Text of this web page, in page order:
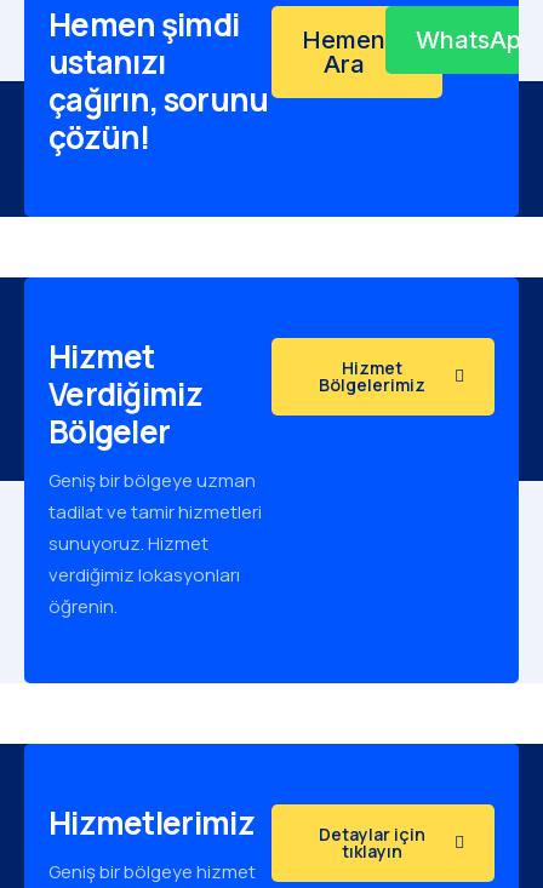
Hemen şimdi
ustanızı
çağırın, sorunu
çözün!
Hemen
Ara
WhatsApp
Hizmet
Verdiğimiz
Bölgeler
Geniş bir bölgeye uzman
tadilat ve tamir hizmetleri
sunuyoruz. Hizmet
verdiğimiz lokasyonları
öğrenin.
Hizmet
Bölgelerimiz
Hizmetlerimiz
Geniş bir bölgeye hizmet
Detaylar için
tıklayın